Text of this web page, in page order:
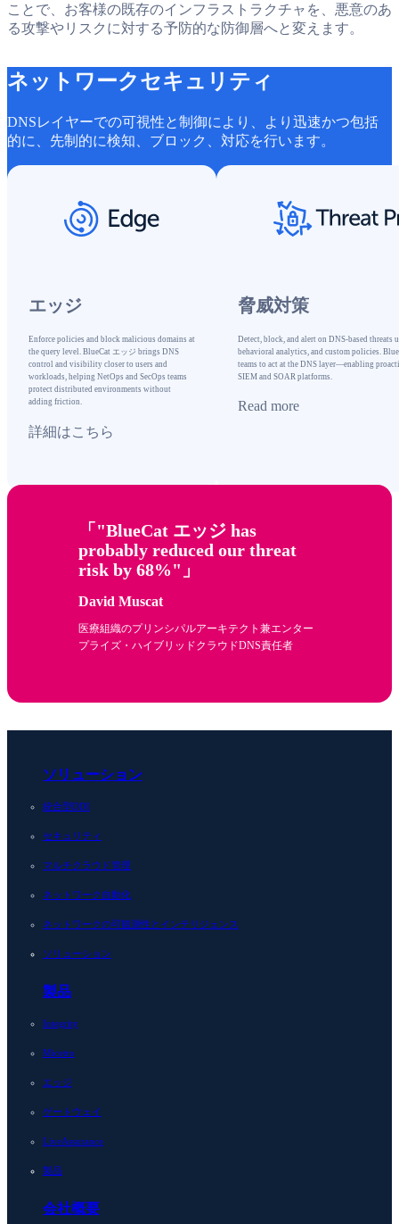
ことで、お客様の既存のインフラストラクチャを、悪意のあ
る攻撃やリスクに対する予防的な防御層へと変えます。
ネットワークセキュリティ
DNSレイヤーでの可視性と制御により、より迅速かつ包括
的に、先制的に検知、ブロック、対応を行います。
エッジ
Enforce policies and block malicious domains at
the query level. BlueCat エッジ brings DNS
control and visibility closer to users and
workloads, helping NetOps and SecOps teams
protect distributed environments without
adding friction.
詳細はこちら
脅威対策
Detect, block, and alert on DNS-based threats
behavioral analytics, and custom policies.
teams to act at the DNS layer—enabling
SIEM and SOAR platforms.
Read more
"BlueCat エッジ has
probably reduced our threat
risk by 68%"
David Muscat
医療組織のプリンシパルアーキテクト兼エンター
プライズ・ハイブリッドクラウドDNS責任者
ソリューション
統合型DDI
セキュリティ
マルチクラウド管理
ネットワーク自動化
ネットワークの可観測性とインテリジェンス
ソリューション
製品
Integrity
Micetro
エッジ
ゲートウェイ
LiveAssurance
製品
会社概要